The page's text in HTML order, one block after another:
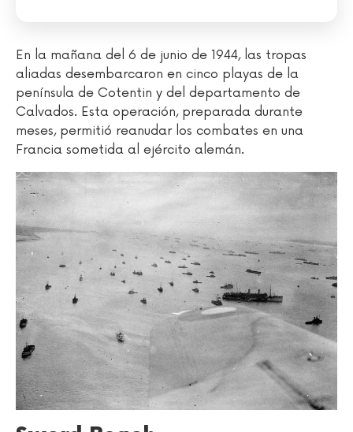
En la mañana del 6 de junio de 1944, las tropas
aliadas desembarcaron en cinco playas de la
península de Cotentin y del departamento de
Calvados. Esta operación, preparada durante
meses, permitió reanudar los combates en una
Francia sometida al ejército alemán.